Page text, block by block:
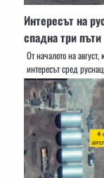
Интересът на
спадна три
От началото на
интересът сред